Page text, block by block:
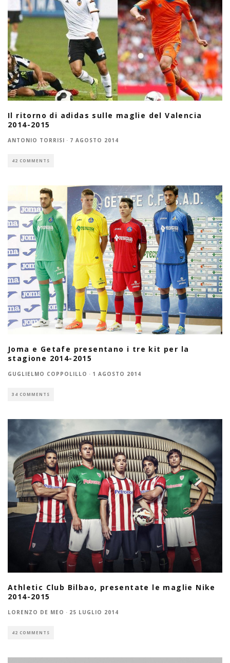
Il ritorno di adidas sulle maglie del Valencia
2014-2015
ANTONIO TORRISI · 7 AGOSTO 2014
42 COMMENTS
Joma e Getafe presentano i tre kit per la
stagione 2014-2015
GUGLIELMO COPPOLILLO · 1 AGOSTO 2014
34 COMMENTS
Athletic Club Bilbao, presentate le maglie Nike
2014-2015
LORENZO DE MEO · 25 LUGLIO 2014
42 COMMENTS